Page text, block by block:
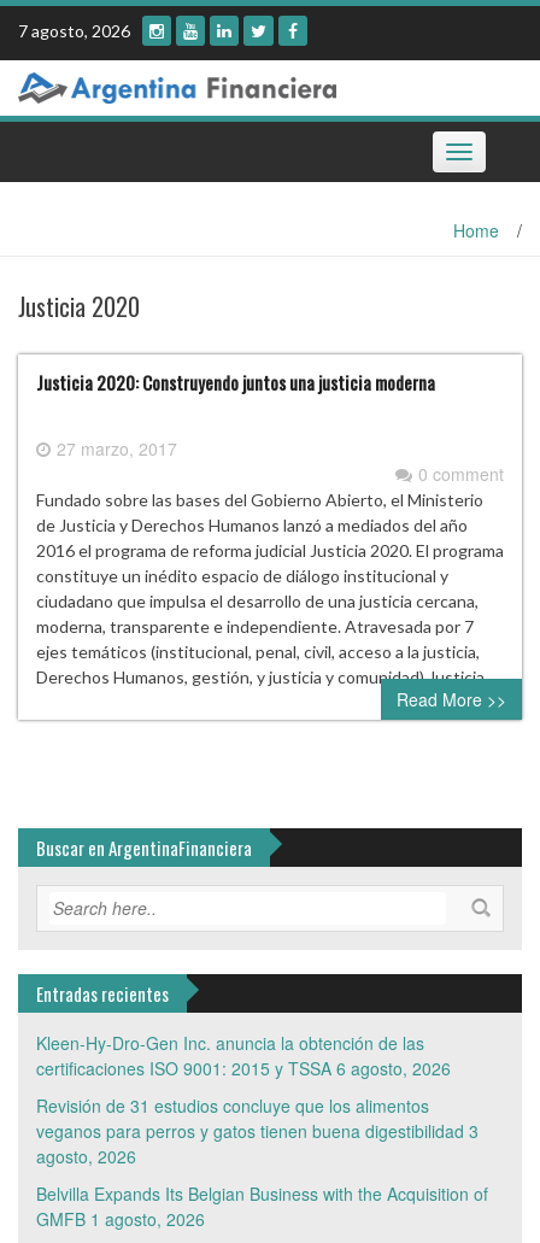
Skip
content
7 agosto, 2026
Toggle
navigation
Home /
Justicia 2020
Justicia 2020: Construyendo juntos una justicia moderna
27 marzo, 2017
0 comment
Fundado sobre las bases del Gobierno Abierto, el Ministerio
de Justicia y Derechos Humanos lanzó a mediados del año
2016 el programa de reforma judicial Justicia 2020. El programa
constituye un inédito espacio de diálogo institucional y
ciudadano que impulsa el desarrollo de una justicia cercana,
moderna, transparente e independiente. Atravesada por 7
ejes temáticos (institucional, penal, civil, acceso a la justicia,
Derechos Humanos, gestión, y justicia y comunidad) Justicia…
Read More >>
Buscar en ArgentinaFinanciera
Entradas recientes
Kleen-Hy-Dro-Gen Inc. anuncia la obtención de las
certificaciones ISO 9001: 2015 y TSSA 6 agosto, 2026
Revisión de 31 estudios concluye que los alimentos
veganos para perros y gatos tienen buena digestibilidad 3
agosto, 2026
Belvilla Expands Its Belgian Business with the Acquisition of
GMFB 1 agosto, 2026